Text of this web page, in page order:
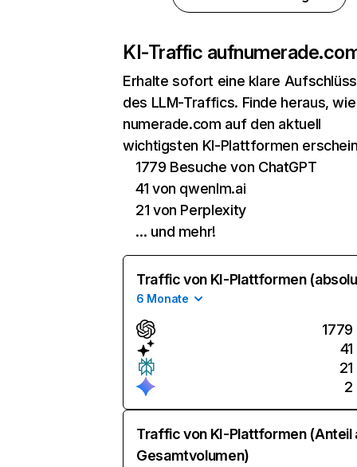
KI-Traffic auf
Erhalte sofort eine klare
des LLM-Traffics. Finde heraus, wie
numerade.com auf den aktuell
wichtigsten KI-Plattformen
1779 Besuche von ChatGPT
41 von qwenlm.ai
21 von Perplexity
… und mehr!
Traffic von KI-Plattformen
6 Monate
1779
41
21
2
Traffic von KI-Plattformen (Anteil
Gesamtvolumen)